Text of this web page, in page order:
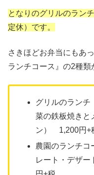
となりのグリルのラン
定休）です。
さきほどお弁当にもあ
ランチコース』の2種類
グリルのランチ
菜の鉄板焼きと
ン） 1,200円+
農園のランチコ
レート・デザ